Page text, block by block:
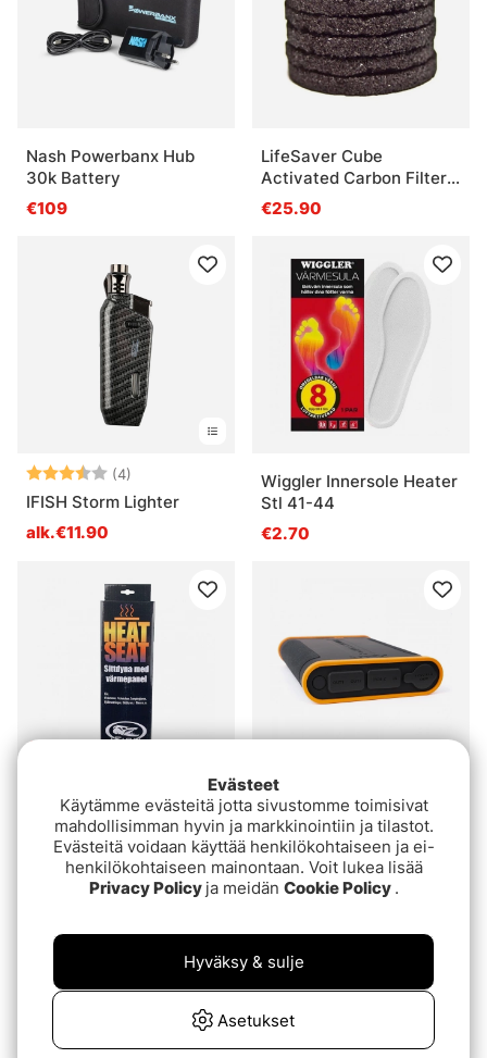
Nash Powerbanx Hub
30k Battery
€109
LifeSaver Cube
Activated Carbon Filters
6-pack
€25.90
Arvio: (4)
3.3 5:sta tähdestä
IFISH Storm Lighter
alk.€11.90
Wiggler Innersole Heater
Stl 41-44
€2.70
IFISH Heat-Seat
€45.90
€46.90
Fox Halo Power 48K
€209
Evästeet
Käytämme evästeitä jotta sivustomme toimisivat
mahdollisimman hyvin ja markkinointiin ja tilastot.
Evästeitä voidaan käyttää henkilökohtaiseen ja ei-
henkilökohtaiseen mainontaan. Voit lukea lisää
Privacy Policy ja meidän Cookie Policy .
Asetukset
Hyväksy & sulje